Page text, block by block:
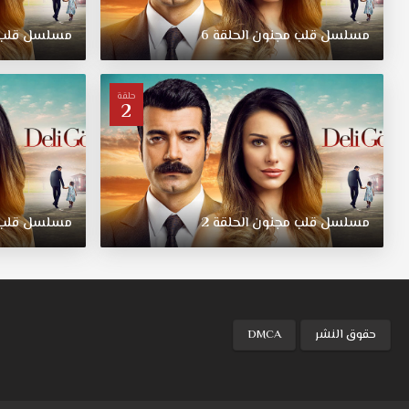
ليبتعدا
عن
بعضهما
فالرجل
العجوز
أبو
محمد
قدير
لا
يريد
ان
ابنه
التضحيات
مسلسلقلبمجنونالحلقة6 مسلسل
حلقة
2
مسلسلقلبمجنونالحلقة2 مسلسل
حقوق النشر DMCA